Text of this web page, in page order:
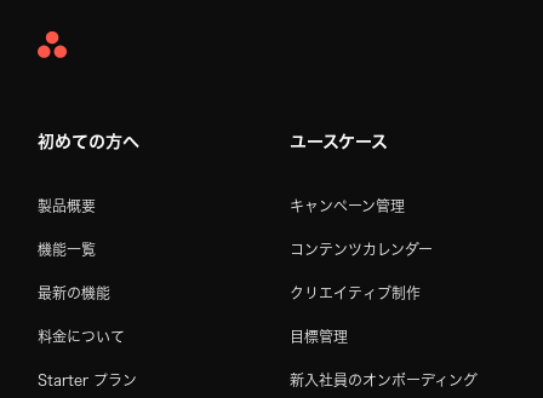
Asana
初めての方へ
製品概要
機能一覧
最新の機能
料金について
Starter プラン
ユースケース
キャンペーン管理
コンテンツカレンダー
クリエイティブ制作
目標管理
新入社員のオンボーディング